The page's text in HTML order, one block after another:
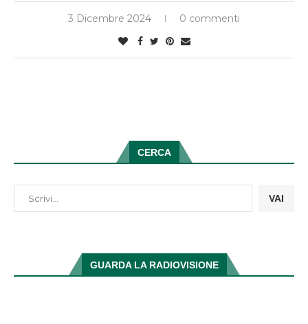
3 Dicembre 2024 0 commenti
CERCA
VAI
GUARDA LA RADIOVISIONE